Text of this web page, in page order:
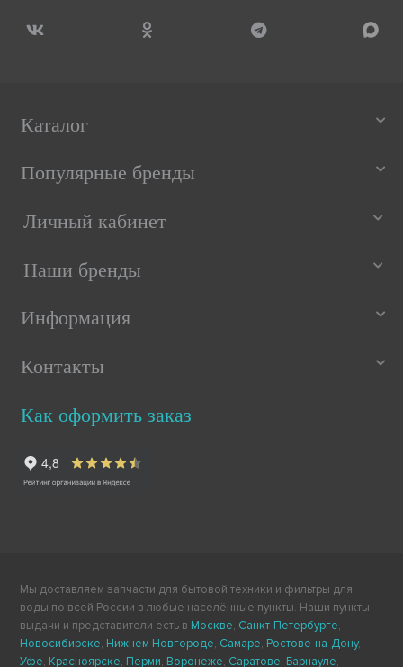
Каталог
Популярные бренды
Личный кабинет
Наши бренды
Информация
Контакты
Как оформить заказ
Мы доставляем запчасти для бытовой техники и фильтры для
воды по всей России в любые населённые пункты. Наши пункты
выдачи и представители есть в Москве, Санкт-Петербурге,
Новосибирске, Нижнем Новгороде, Самаре, Ростове-на-Дону,
Уфе, Красноярске, Перми, Воронеже, Саратове, Барнауле,